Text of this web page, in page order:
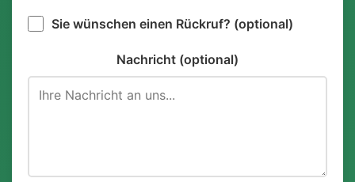
Sie wünschen einen Rückruf? (optional)
Nachricht (optional)